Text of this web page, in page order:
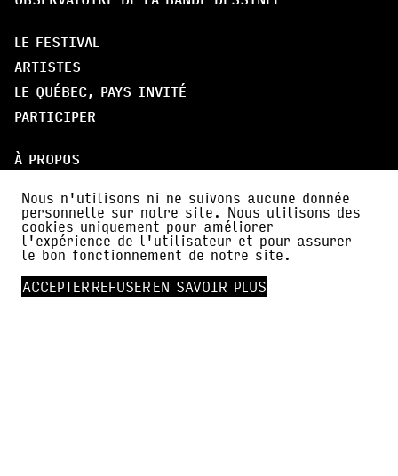
LE FESTIVAL
ARTISTES
LE QUÉBEC, PAYS INVITÉ
PARTICIPER
À PROPOS
AMI·E·S DE BDFIL
CERCLE DES MÉCÈNES
INFOS PRATIQUES
ACTUALITÉS
Nous n'utilisons ni ne suivons aucune donnée
personnelle sur notre site. Nous utilisons des
cookies uniquement pour améliorer
l'expérience de l'utilisateur et pour assurer
le bon fonctionnement de notre site.
ACCEPTERREFUSEREN SAVOIR PLUS